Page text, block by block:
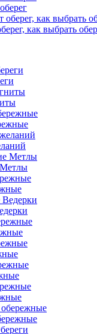
как выбрать